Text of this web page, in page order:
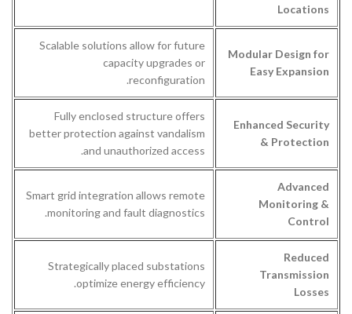
Locations
Modular Design for
Easy Expansion
Scalable solutions allow for future
capacity upgrades or
reconfiguration.
Enhanced Security
& Protection
Fully enclosed structure offers
better protection against vandalism
and unauthorized access.
Advanced
Monitoring &
Control
Smart grid integration allows remote
monitoring and fault diagnostics.
Reduced
Transmission
Losses
Strategically placed substations
optimize energy efficiency.